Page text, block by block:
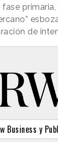
fase
de
Business y